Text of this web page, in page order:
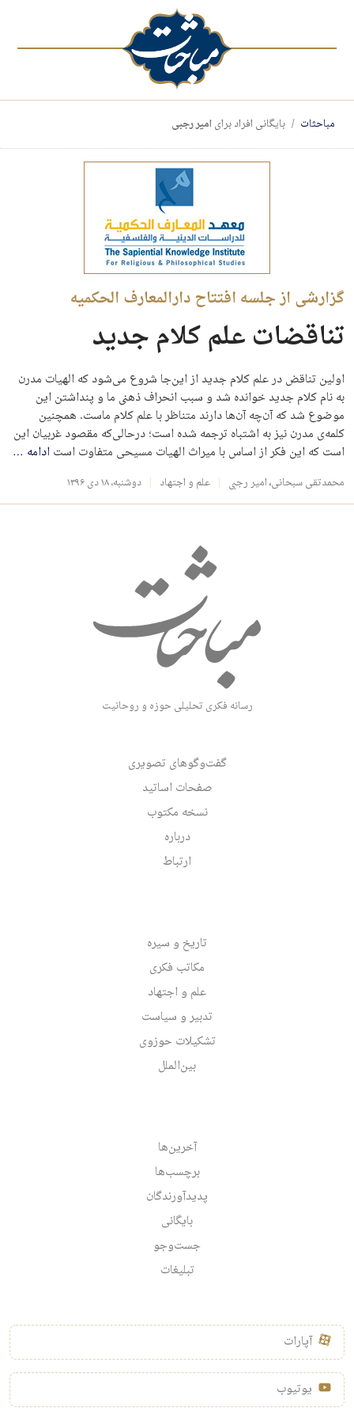
مباحثات بایگانی افراد برایامیر رجبی
گزارشی از جلسه افتتاح دار‌المعارف الحکمیه
تناقضات علم کلام جدید
اولین تناقض در علم کلام جدید از این‌جا شروع می‌شود که الهیات مدرن
به نام کلام جدید خوانده شد و سبب انحراف ذهنی ما و پنداشتن این
موضوع شد که آن‌چه آن‌ها دارند متناظر با علم کلام ماست. همچنین
کلمه‌ی مدرن نیز به اشتباه ترجمه شده است؛ درحالی‌که مقصود غربیان این
است که این فکر از اساس با میراث الهیات مسیحی متفاوت استادامه …
محمدتقی سبحانی،امیر رجبی علم و اجتهاد دوشنبه، ۱۸ دی ۱۳۹۶
رسانه فکری تحلیلی حوزه و روحانیت
گفت‌وگوهای تصویری
صفحات اساتید
نسخه مکتوب
درباره
ارتباط
تاریخ و سیره
مکاتب فکری
علم و اجتهاد
تدبیر و سیاست
تشکیلات حوزوی
بین‌الملل
آخرین‌ها
برچسب‌ها
پدیدآورندگان
بایگانی
جست‌وجو
تبلیغات
آپارات
یوتیوب